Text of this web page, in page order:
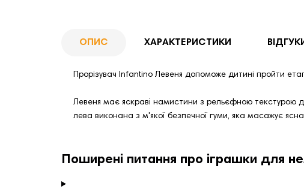
ОПИС ХАРАКТЕРИСТИКИ
Прорізувач Infantino Левеня допоможе дитині пройти
Левеня має яскраві намистини з рельєфною текстурою
лева виконана з м'якої безпечної гуми, яка масажує
Поширені питання про іграшки для